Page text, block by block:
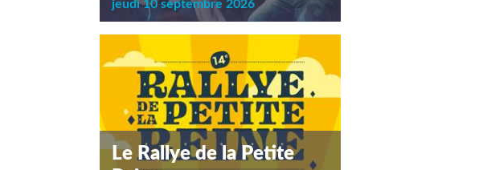
jeudi 10 septembre 2026
Le Rallye de la Petite